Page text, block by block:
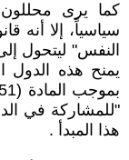
كما يرى محللون
سياسياً، إلا أنه
النفس" ليتحول
يمنح هذه
"للمشاركة في
هذا المبدأ .